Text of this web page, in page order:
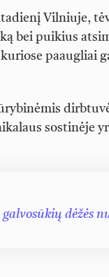
Vilniuje,
bei puikius
paaugliai
sostinėje
dėžės